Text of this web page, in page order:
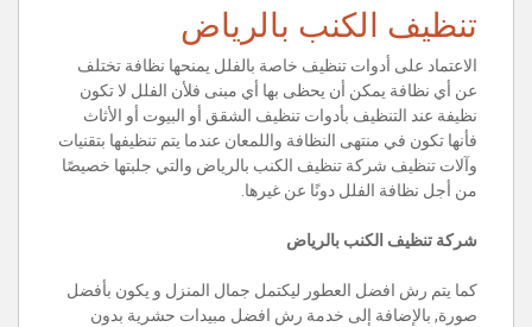
تنظيف الكنب بالرياض
الاعتماد على أدوات تنظيف خاصة بالفلل يمنحها نظافة تختلف
عن أي نظافة يمكن أن يحظى بها أي مبنى فلأن الفلل لا تكون
نظيفة عند التنظيف بأدوات تنظيف الشقق أو البيوت أو الأثاث
فأنها تكون في منتهى النظافة واللمعان عندما يتم تنظيفها بتقنيات
وآلات تنظيف شركة تنظيف الكنب بالرياض والتي جلبتها خصيصًا
من أجل نظافة الفلل دونًا عن غيرها.
شركة تنظيف الكنب بالرياض
كما يتم رش افضل العطور ليكتمل جمال المنزل و يكون بأفضل
صورة, بالإضافة إلى خدمة رش افضل مبيدات حشرية بدون